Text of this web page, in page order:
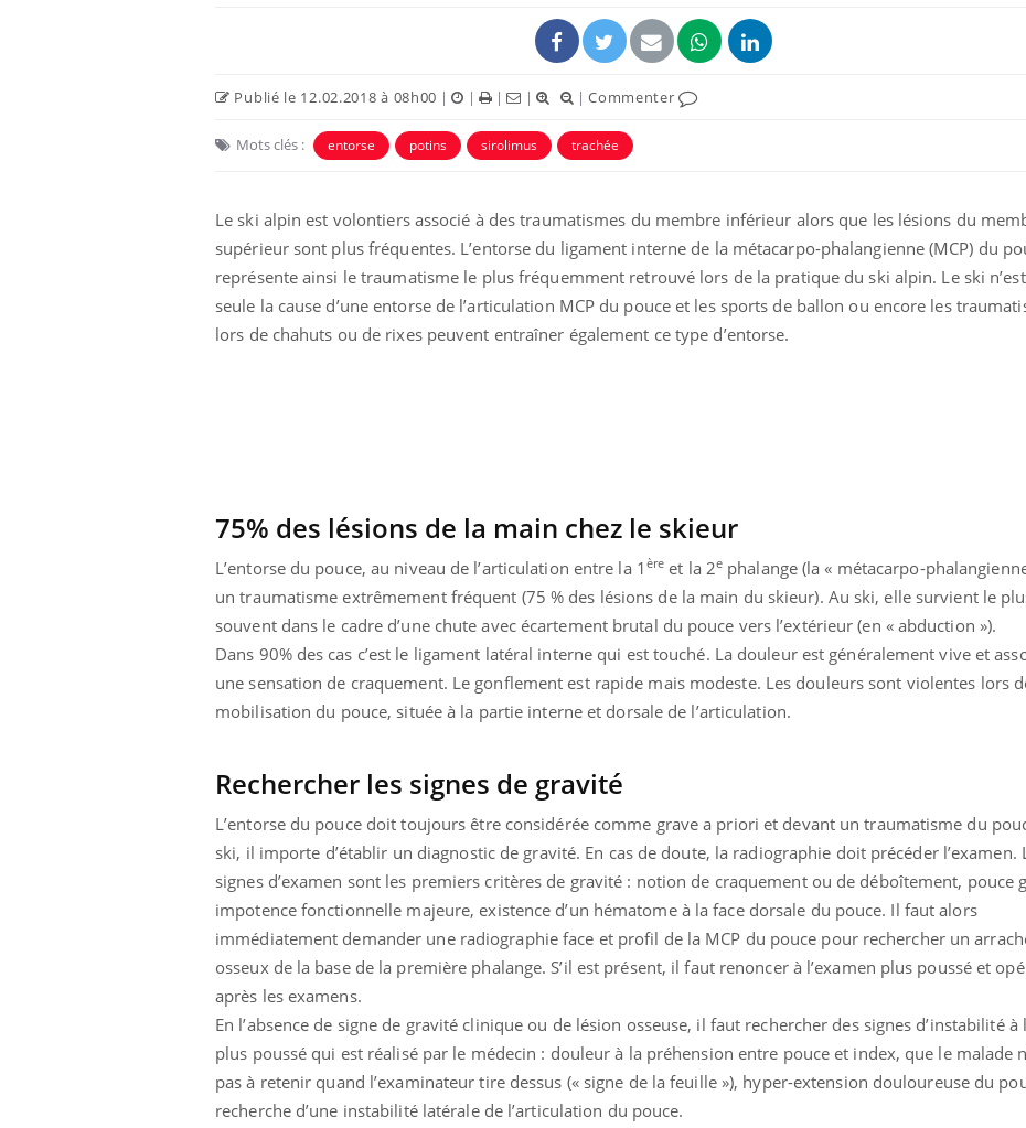
Publié le 12.02.2018 à 08h00 | | | | |Commenter
Mots clés : entorse potins sirolimus trachée
Le ski alpin est volontiers associé à des traumatismes du membre inférieur alors que les lésions du
supérieur sont plus fréquentes. L’entorse du ligament interne de la métacarpo-phalangienne (MCP) du
représente ainsi le traumatisme le plus fréquemment retrouvé lors de la pratique du ski alpin. Le ski
seule la cause d’une entorse de l’articulation MCP du pouce et les sports de ballon ou encore les
lors de chahuts ou de rixes peuvent entraîner également ce type d’entorse.
75% des lésions de la main chez le skieur
L’entorse du pouce, au niveau de l’articulation entre la 1 ère et la 2e phalange (la « métacarpo-
un traumatisme extrêmement fréquent (75 % des lésions de la main du skieur). Au ski, elle survient le
souvent dans le cadre d’une chute avec écartement brutal du pouce vers l’extérieur (en « abduction »).
Dans 90% des cas c’est le ligament latéral interne qui est touché. La douleur est généralement vive et
une sensation de craquement. Le gonflement est rapide mais modeste. Les douleurs sont violentes lors
mobilisation du pouce, située à la partie interne et dorsale de l’articulation.
Rechercher les signes de gravité
L’entorse du pouce doit toujours être considérée comme grave a priori et devant un traumatisme du
ski, il importe d’établir un diagnostic de gravité. En cas de doute, la radiographie doit précéder l’examen.
signes d’examen sont les premiers critères de gravité : notion de craquement ou de déboîtement, pouce
impotence fonctionnelle majeure, existence d’un hématome à la face dorsale du pouce. Il faut alors
immédiatement demander une radiographie face et profil de la MCP du pouce pour rechercher un
osseux de la base de la première phalange. S’il est présent, il faut renoncer à l’examen plus poussé et
après les examens.
En l’absence de signe de gravité clinique ou de lésion osseuse, il faut rechercher des signes d’instabilité à
plus poussé qui est réalisé par le médecin : douleur à la préhension entre pouce et index, que le malade
pas à retenir quand l’examinateur tire dessus (« signe de la feuille »), hyper-extension douloureuse du
recherche d’une instabilité latérale de l’articulation du pouce.
Eczéma Chronique des Mains : se
préparer pour l’été !Youtube
L'été arrive… et avec lui, un tout nouveau
rythme de vie ! Vacances, plage, piscine,
soleil, activités en plein air… Nos mains
Youtube
Diabète & Ramadan 2026 Youtube
Le Ramadan approche, et, pour de
nombreuses personnes atteintes de
diabète, c'est une période de questions, de
Youtube
Un « jumeau numérique
faciliter l’accès à la
préventiveYoutube
Un établissement lié à un
santé : l'utilisation d'un «
numérique » permet ...